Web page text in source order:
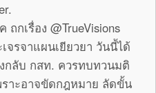
กเรื่อง @TrueVisions
จรจาแผนเยียวยา วันนี้ได้
กลับ กสท. ควรทบทวนมติ
ราะอาจขัดกฎหมาย ลัดขั้น